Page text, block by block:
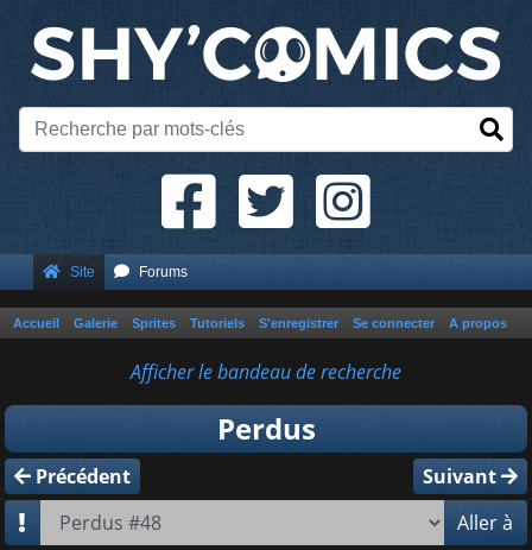
Site Forums
Accueil Galerie Sprites Tutoriels S'enregistrer Se connecter A propos
Afficher le bandeau de recherche
Perdus
Précédent
Suivant
Aller à